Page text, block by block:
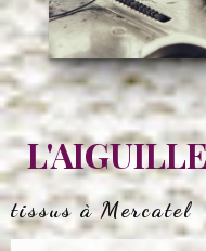
tissus à Mercatel